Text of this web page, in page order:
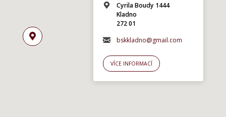
Cyrila Boudy 1444
Kladno
272 01
bskkladno@gmail.com
VÍCE INFORMACÍ